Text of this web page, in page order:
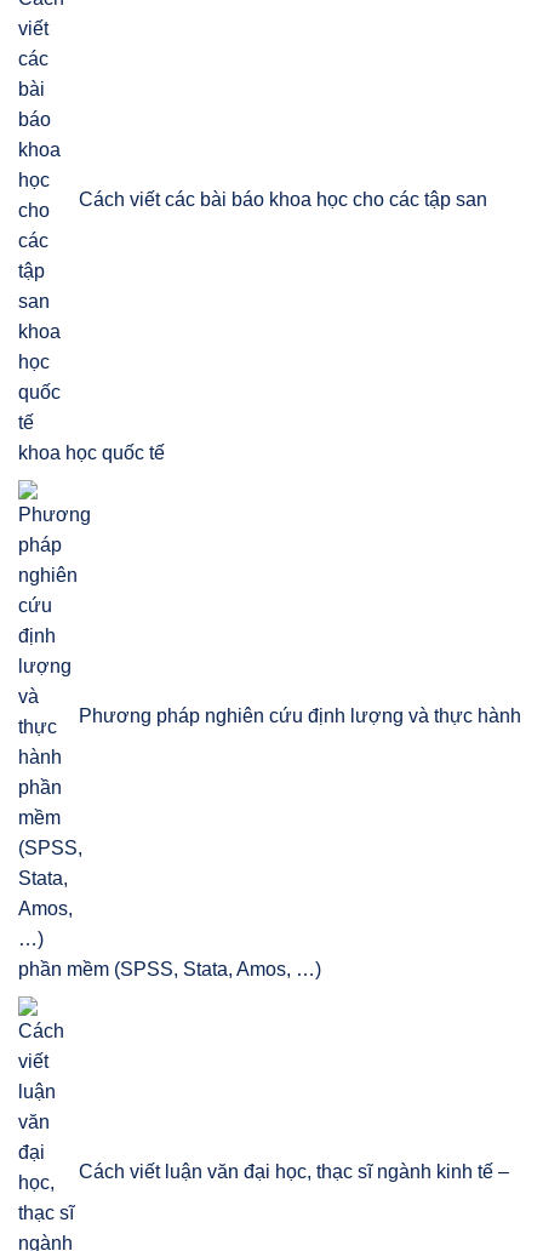
Cách viết các bài báo khoa học cho các tập san
khoa học quốc tế
Phương pháp nghiên cứu định lượng và thực hành
phần mềm (SPSS, Stata, Amos, …)
Cách viết luận văn đại học, thạc sĩ ngành kinh tế –